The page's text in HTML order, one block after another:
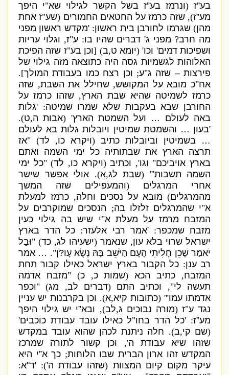
בע”ז( ונרמז בע”ז בשל הקשר לגילוי שא"י היפך
מע”ז),שזה כרמז על החטאים החמורים(שע"ז אחת
מהן)שגרמו לחורבן בית ראשון: 'מקדש ראשון מפני
מה חרב?מפני ג דברים שהיו בו:ע "ז,וגלוי עריות
ושפיכות דמים'וכו' (יומא ט ,ב) [וכן בע"ז שזה הפיכת
האלוהות לגשמיות גסה היה כתוצאה מזה גילוי של
פירצות – שזה ג ע;וכן רצח כמו בעבודת המולך].
אח"כ מובא על המקושש,שחילל את השבת,שזה
כרמז לשמיטה שהיא שבת הארץ,שזהו כרמז על
החורבן שבא בעקבות שלא שמרו שמיטה: 'גלות
באה לעולם … ועל השמטת הארץ' ( אבות ה ט).
בעון … והשמטת שמיטין ויובלות גלות בא לעולם
… בשמיטין וביובלות כתיב( ויקרא כו ,לד) " אז
תרצה הארץ את שבתותיה כל ימי השמה ואתם
בארץ אויביכם"וגו',וכתיב(ויקרא כו ,לד) "כל ימי
השמה תשבות”' ( שבת לג,א).אולי אפשר שישר
אחרי המרגלים
והמעפילים שזה המשך
מהמרגלים)מובא על נסכים וחלה,כרמז למעלת
"י שהמרגלים זלזלו בה;הנסכים שמוקרבים על
המזבח מרמז על מעלת א "י שיש בה גילוי כעין
מזבח שמכפר: 'אמר רבי אלעזר:כל הדר בארץ
ישראל שרוי בלא עון,שנאמר(ישעיהו לג,כד) "וּבַל
יֹאמַר שָׁכֵן חָלִיתִי הָעָם הַיֹּשֵׁב בָּהּ נְשֻׂא עָו?ֹן". … אמר
רב ענן:כל הקבור בארץ ישראל כאילו קבור תחת
המזבח,כתיב הכא( שמות כ ,כ ) " מזבח אדמה
תעשה לי ",וכתיב התם( דברים לב,מג) " וכפר
אדמתו עמו”' (כתובות קיא,א).וכן בקרבנות יש עניין
נגד ע "ז(מורה נבוכים ג לב),ובא”י יש גילוי היפך
מע”ז: 'כל הדר בחו"ל כאילו עובד עבודת כוכבים'
שם קי,ב).חלה ניתנת לכהן שהוא עובד במקדש
שזהו שיא עבודת ה
',וכן קשור לתורה שמרכז
המקדש זהו ארון הברית שבו הלוחות;כך א”י היא
עיקר מקום קיום המצוות( שזהו עבודת ה '): 'ד "א: